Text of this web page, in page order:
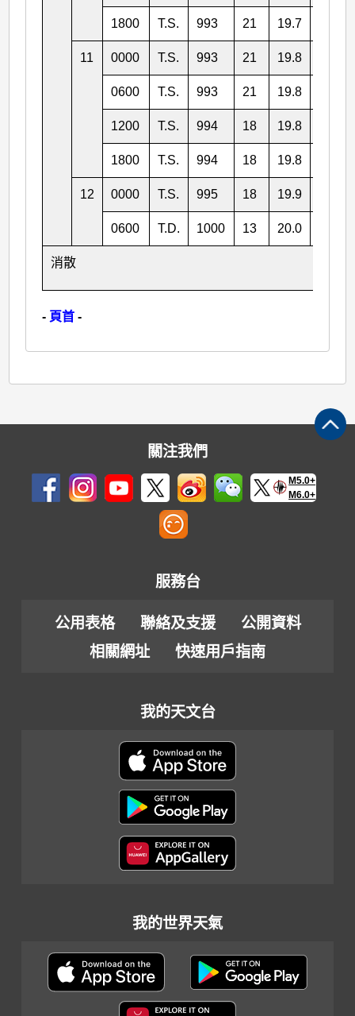
1800 T.S. 993 21 19.7
11 0000 T.S. 993 21 19.8
0600 T.S. 993 21 19.8
1200 T.S. 994 18 19.8
1800 T.S. 994 18 19.8
12 0000 T.S. 995 18 19.9
0600 T.D. 1000 13 20.0
消散
- 頁首 -
關注我們
M5.0+
M6.0+
服務台
公用表格 聯絡及支援
公開資料
相關網址
快速用戶指南
我的天文台
我的世界天氣